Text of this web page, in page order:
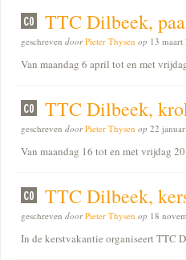
TTC Dilbeek,
geschreven door Pieter Thysen op 13 maart
Van maandag 6 april tot en met
TTC Dilbeek,
geschreven door Pieter Thysen op 22
Van maandag 16 tot en met vrijdag
TTC Dilbeek,
geschreven door Pieter Thysen op 18
In de kerstvakantie organiseert TTC